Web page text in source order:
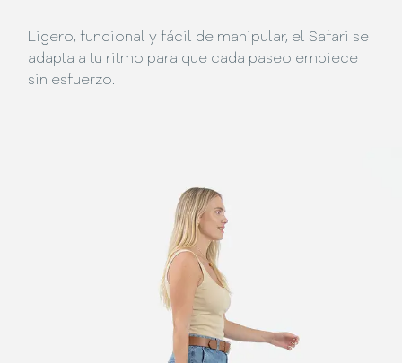
Ligero, funcional y fácil de manipular, el Safari se
adapta a tu ritmo para que cada paseo empiece
sin esfuerzo.